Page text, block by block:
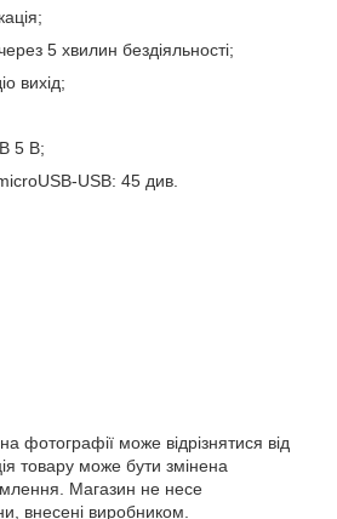
5 хвилин бездіяльності;
вихід;
5 В;
USB: 45 див.
на фотографії може відрізнятися від
товару може бути змінена
Магазин не несе
внесені виробником.